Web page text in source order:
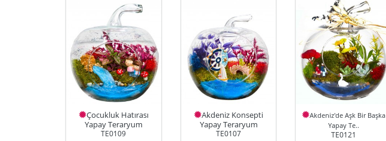
Çocukluk Hatırası
Yapay Teraryum
TE0109
Akdeniz Konsepti
Yapay Teraryum
TE0107
Akdeniz'de Aşk Bir Başka
Yapay Te..
TE0121